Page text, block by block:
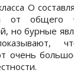
O
от общего
но бурные
очень